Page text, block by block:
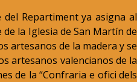
Repartiment ya asigna al
la Iglesia de San Martín de
artesanos de la madera y se
artesanos valencianos de la
de la “Confraria e ofici dels